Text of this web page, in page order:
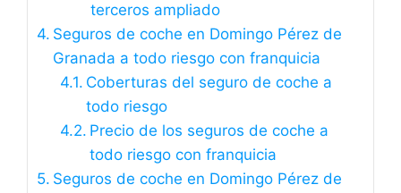
terceros ampliado
Seguros de coche en Domingo Pérez de
Granada a todo riesgo con franquicia
Coberturas del seguro de coche a
todo riesgo
Precio de los seguros de coche a
todo riesgo con franquicia
Seguros de coche en Domingo Pérez de